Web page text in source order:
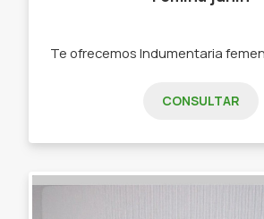
CONSULTAR